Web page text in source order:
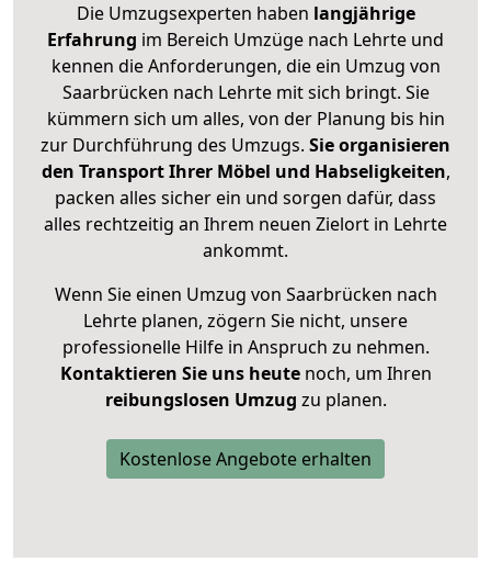
Die Umzugsexperten haben langjährige
Erfahrung im Bereich Umzüge nach Lehrte und
kennen die Anforderungen, die ein Umzug von
Saarbrücken nach Lehrte mit sich bringt. Sie
kümmern sich um alles, von der Planung bis hin
zur Durchführung des Umzugs. Sie organisieren
den Transport Ihrer Möbel und Habseligkeiten,
packen alles sicher ein und sorgen dafür, dass
alles rechtzeitig an Ihrem neuen Zielort in Lehrte
ankommt.
Wenn Sie einen Umzug von Saarbrücken nach
Lehrte planen, zögern Sie nicht, unsere
professionelle Hilfe in Anspruch zu nehmen.
Kontaktieren Sie uns heutenoch, um Ihren
reibungslosen Umzug zu planen.
Kostenlose Angebote erhalten